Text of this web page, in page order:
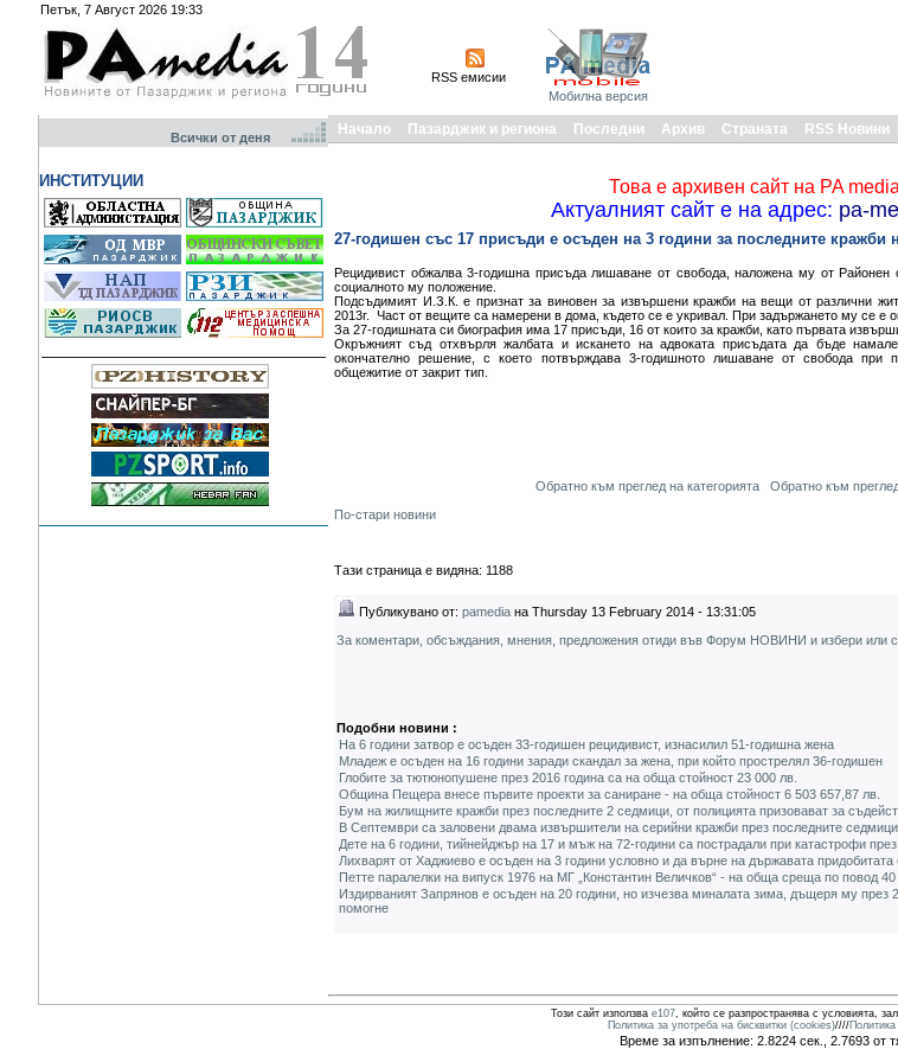
Петък, 7 Август 2026 19:33
RSS емисии
Мобилна версия
Всички от деня
ИНСТИТУЦИИ
Начало Пазарджик и региона Последни Архив Страната RSS Новини
Това е архивен сайт на PA
Актуалният сайт е на адрес: pa-
27-годишен със 17 присъди е осъден на 3 години за последните кражби
Рецидивист обжалва 3-годишна присъда лишаване от свобода, наложена му от
социалното му положение.
Подсъдимият И.З.К. е признат за виновен за извършени кражби на вещи от различни
2013г. Част от вещите са намерени в дома, където се е укривал. При задържането му се е
За 27-годишната си биография има 17 присъди, 16 от които за кражби, като първата
Окръжният съд отхвърля жалбата и искането на адвоката присъдата да бъде
окончателно решение, с което потвърждава 3-годишното лишаване от свобода при
общежитие от закрит тип.
Обратно към преглед на категорията
Обратно към
По-стари новини
Тази страница е видяна: 1188
Публикувано от: pamedia на Thursday 13 February 2014 - 13:31:05
За коментари, обсъждания, мнения, предложения отиди във Форум НОВИНИ и избери или
Подобни новини :
На 6 години затвор е осъден 33-годишен рецидивист, изнасилил 51-годишна жена
Младеж е осъден на 16 години заради скандал за жена, при който прострелял 36-годишен
Глобите за тютюнопушене през 2016 година са на обща стойност 23 000 лв.
Община Пещера внесе първите проекти за саниране - на обща стойност 6 503 657,87 лв.
Бум на жилищните кражби през последните 2 седмици, от полицията призовават за
В Септември са заловени двама извършители на серийни кражби през последните седмици
Дете на 6 години, тийнейджър на 17 и мъж на 72-години са пострадали при катастрофи
Лихварят от Хаджиево е осъден на 3 години условно и да върне на държавата придобитата
Петте паралелки на випуск 1976 на МГ „Константин Величков“ - на обща среща по повод
Издирваният Запрянов е осъден на 20 години, но изчезва миналата зима, дъщеря му
помогне
Този сайт използва e107, който се разпространява с условията,
Политика за употреба на бисквитки (cookies)////
Време за изпълнение: 2.8224 сек., 2.7693 от